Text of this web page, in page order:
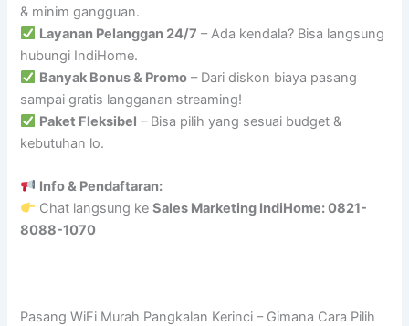
& minim gangguan.
Layanan Pelanggan 24/7 – Ada kendala? Bisa langsung
hubungi IndiHome.
Banyak Bonus & Promo – Dari diskon biaya pasang
sampai gratis langganan streaming!
Paket Fleksibel – Bisa pilih yang sesuai budget &
kebutuhan lo.
Info & Pendaftaran:
Chat langsung keSales Marketing IndiHome: 0821-
8088-1070
Pasang WiFi Murah Pangkalan Kerinci – Gimana Cara Pilih